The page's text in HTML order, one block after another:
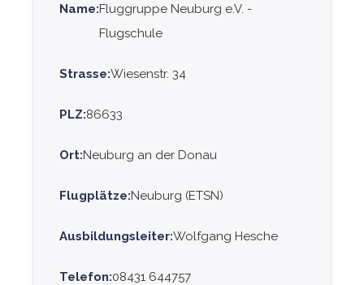
Name:Fluggruppe Neuburg e.V. -
Flugschule
Strasse:Wiesenstr. 34
PLZ:86633
Ort:Neuburg an der Donau
Flugplätze:Neuburg (ETSN)
Ausbildungsleiter:Wolfgang Hesche
Telefon:08431 644757